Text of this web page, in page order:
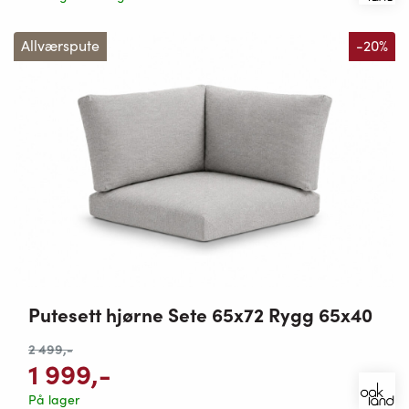
Allværspute -20%
Putesett hjørne Sete 65x72 Rygg 65x40
2 499,-
1 999,-
På lager